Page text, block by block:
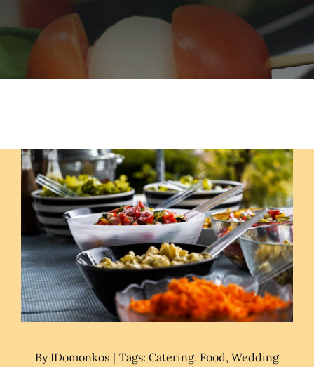
Szolgáltatások
Sportolási lehetőségek
Egyéb
Rólunk
By IDomonkos | Tags: Catering, Food, Wedding